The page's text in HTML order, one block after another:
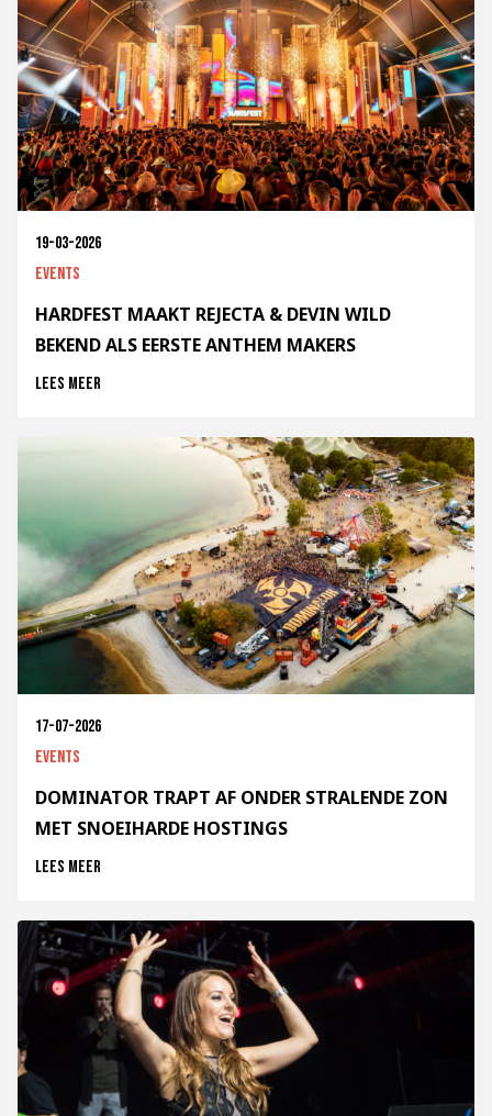
19-03-2026
Events
HARDFEST MAAKT REJECTA & DEVIN WILD
BEKEND ALS EERSTE ANTHEM MAKERS
Lees meer
17-07-2026
Events
DOMINATOR TRAPT AF ONDER STRALENDE ZON
MET SNOEIHARDE HOSTINGS
Lees meer